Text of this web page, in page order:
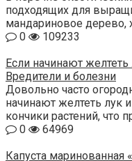
подходящих для
мандариновое дерево,
0
109233
Если начинают желтеть
Вредители и болезни
Довольно часто
начинают желтеть лук
кончики растений, что
0
64969
Капуста